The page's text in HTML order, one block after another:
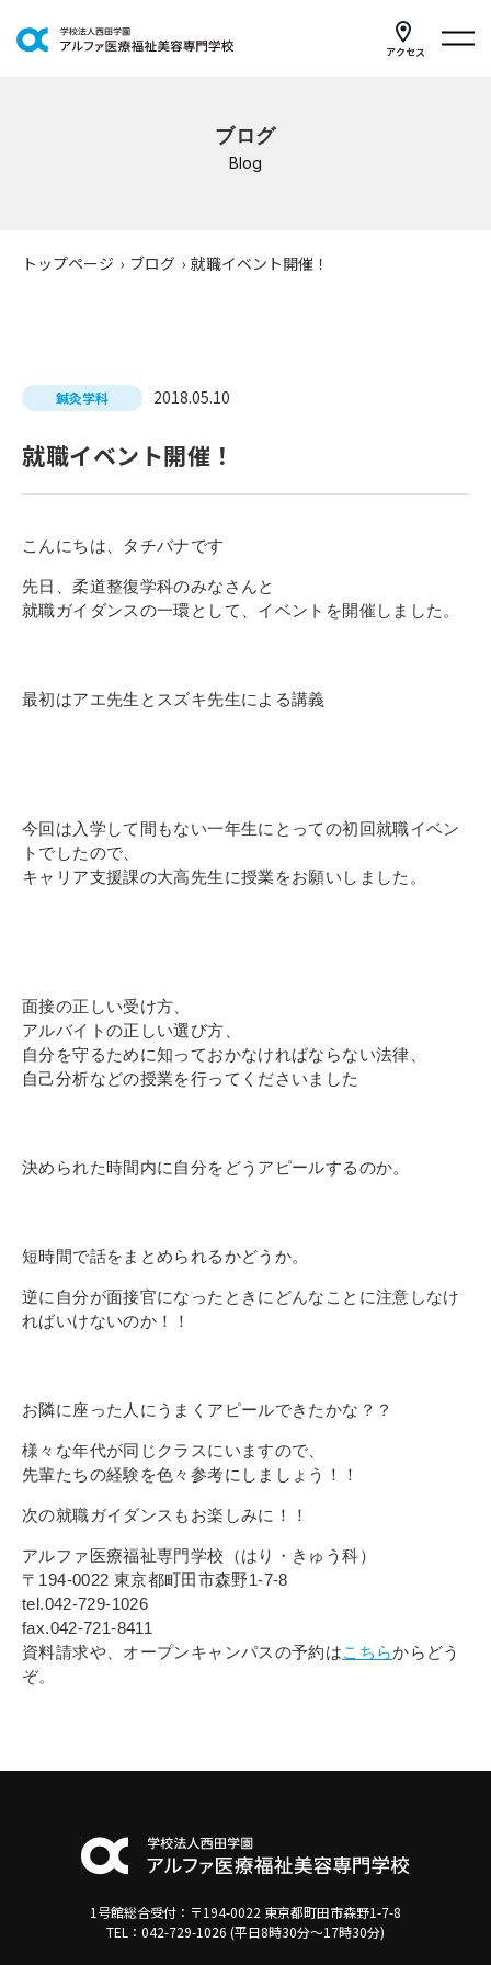
アクセス
研修・講座
公共職業訓練
在校生の皆さまへ
お問い合わせ
資料請求
個人情報の取り扱いについて
ブログ
Blog
トップページ › ブログ › 就職イベント開催！
鍼灸学科 2018.05.10
就職イベント開催！
こんにちは、タチバナです
先日、柔道整復学科のみなさんと
就職ガイダンスの一環として、イベントを開催しました。
最初はアエ先生とスズキ先生による講義
今回は入学して間もない一年生にとっての初回就職イベン
トでしたので、
キャリア支援課の大高先生に授業をお願いしました。
面接の正しい受け方、
アルバイトの正しい選び方、
自分を守るために知っておかなければならない法律、
自己分析などの授業を行ってくださいました
決められた時間内に自分をどうアピールするのか。
短時間で話をまとめられるかどうか。
逆に自分が面接官になったときにどんなことに注意しなけ
ればいけないのか！！
お隣に座った人にうまくアピールできたかな？？
様々な年代が同じクラスにいますので、
先輩たちの経験を色々参考にしましょう！！
次の就職ガイダンスもお楽しみに！！
アルファ医療福祉専門学校（はり・きゅう科）
〒194-0022 東京都町田市森野1-7-8
tel.042-729-1026
fax.042-721-8411
資料請求や、オープンキャンパスの予約はこちらからどう
ぞ。
1号館総合受付：〒194-0022 東京都町田市森野1-7-8
TEL：042-729-1026 (平日8時30分〜17時30分)